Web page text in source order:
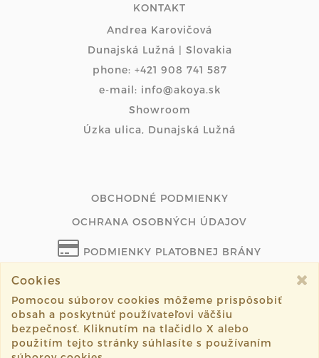
KONTAKT
Andrea Karovičová
Dunajská Lužná | Slovakia
phone: +421 908 741 587
e-mail: info@akoya.sk
Showroom
Úzka ulica, Dunajská Lužná
OBCHODNÉ PODMIENKY
OCHRANA OSOBNÝCH ÚDAJOV
PODMIENKY PLATOBNEJ BRÁNY
©2026 akoya.sk všetky práva vyhradené.
Cookies
Pomocou súborov cookies môžeme prispôsobiť
obsah a poskytnúť používateľovi väčšiu
bezpečnosť. Kliknutím na tlačidlo X alebo
použitím tejto stránky súhlasíte s používaním